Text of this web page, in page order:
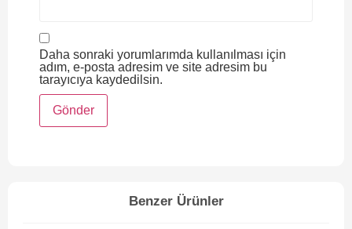
Daha sonraki yorumlarımda kullanılması için
adım, e-posta adresim ve site adresim bu
tarayıcıya kaydedilsin.
Benzer Ürünler